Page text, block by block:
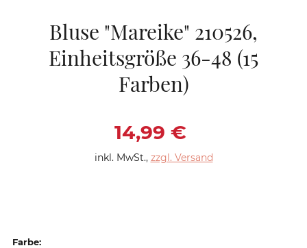
Bluse "Mareike" 210526,
Einheitsgröße 36-48 (15
Farben)
Verkaufspreis:
14,99 €
inkl. MwSt., zzgl. Versand
Farbe: